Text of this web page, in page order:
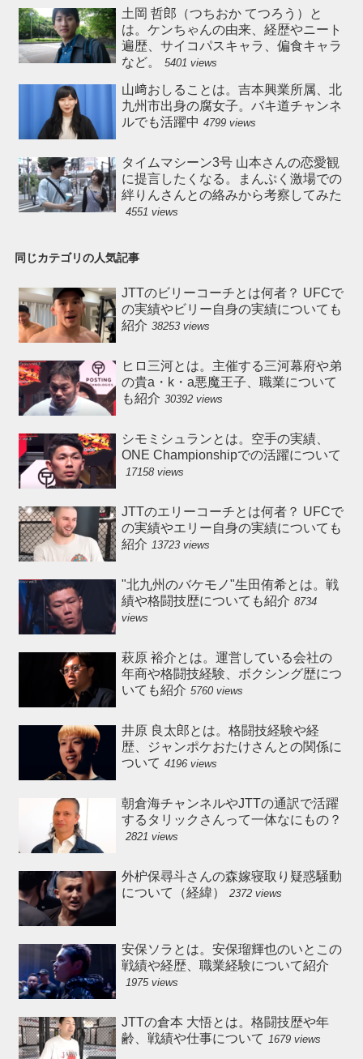
土岡 哲郎（つちおか てつろう）と
は。ケンちゃんの由来、経歴やニート
遍歴、サイコパスキャラ、偏食キャラ
など。
5401 views
山﨑おしることは。吉本興業所属、北
九州市出身の腐女子。バキ道チャンネ
ルでも活躍中 4799 views
タイムマシーン3号 山本さんの恋愛観
に提言したくなる。まんぷく激場での
絆りんさんとの絡みから考察してみた
4551 views
同じカテゴリの人気記事
JTTのビリーコーチとは何者？ UFCで
の実績やビリー自身の実績についても
紹介 38253 views
ヒロ三河とは。主催する三河幕府や弟
の貴a・k・a悪魔王子、職業について
も紹介 30392 views
シモミシュランとは。空手の実績、
ONE Championshipでの活躍について
17158 views
JTTのエリーコーチとは何者？ UFCで
の実績やエリー自身の実績についても
紹介 13723 views
"北九州のバケモノ"生田侑希とは。戦
績や格闘技歴についても紹介 8734
views
萩原 裕介とは。運営している会社の
年商や格闘技経験、ボクシング歴につ
いても紹介 5760 views
井原 良太郎とは。格闘技経験や経
歴、ジャンポケおたけさんとの関係に
ついて 4196 views
朝倉海チャンネルやJTTの通訳で活躍
するタリックさんって一体なにもの？
2821 views
外枦保尋斗さんの森嫁寝取り疑惑騒動
について（経緯）
2372 views
安保ソラとは。安保瑠輝也のいとこの
戦績や経歴、職業経験について紹介
1975 views
JTTの倉本 大悟とは。格闘技歴や年
齢、戦績や仕事について 1679 views